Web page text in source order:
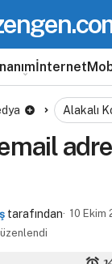
İnternet
Alakalı
tarafından
10 Ekim